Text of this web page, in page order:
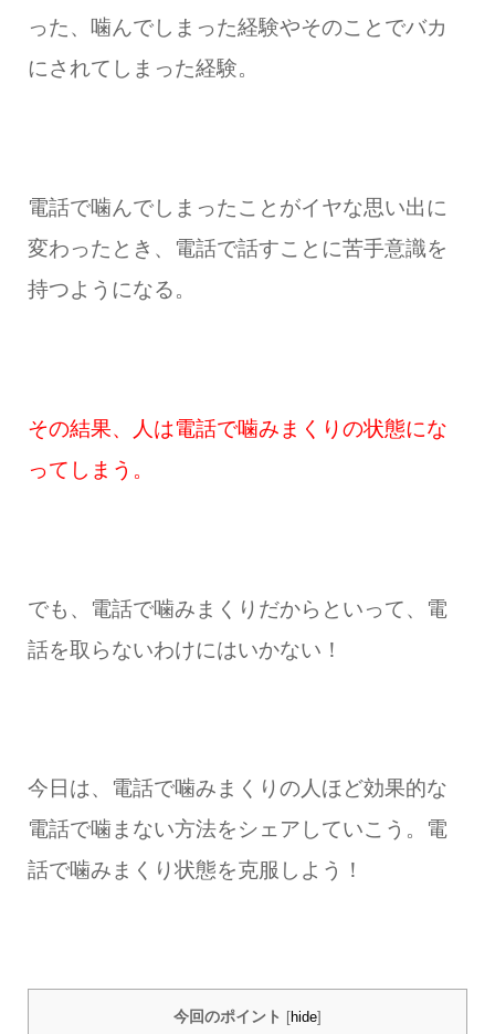
った、噛んでしまった経験やそのことでバカ
にされてしまった経験。
電話で噛んでしまったことがイヤな思い出に
変わったとき、電話で話すことに苦手意識を
持つようになる。
その結果、人は電話で噛みまくりの状態にな
ってしまう。
でも、電話で噛みまくりだからといって、電
話を取らないわけにはいかない！
今日は、電話で噛みまくりの人ほど効果的な
電話で噛まない方法をシェアしていこう。電
話で噛みまくり状態を克服しよう！
今回のポイント hide]